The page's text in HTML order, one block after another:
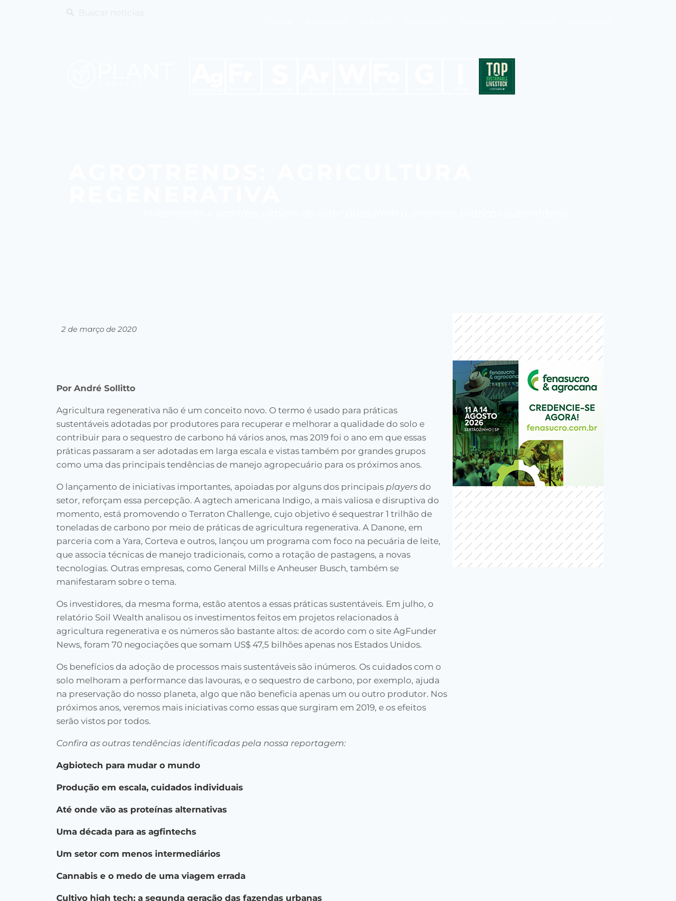
2 de março de 2020
Por André Sollitto
Agricultura regenerativa não é um conceito novo. O termo é usado para práticas
sustentáveis adotadas por produtores para recuperar e melhorar a qualidade do solo e
contribuir para o sequestro de carbono há vários anos, mas 2019 foi o ano em que essas
práticas passaram a ser adotadas em larga escala e vistas também por grandes grupos
como uma das principais tendências de manejo agropecuário para os próximos anos.
O lançamento de iniciativas importantes, apoiadas por alguns dos principais players do
setor, reforçam essa percepção. A agtech americana Indigo, a mais valiosa e disruptiva do
momento, está promovendo o Terraton Challenge, cujo objetivo é sequestrar 1 trilhão de
toneladas de carbono por meio de práticas de agricultura regenerativa. A Danone, em
parceria com a Yara, Corteva e outros, lançou um programa com foco na pecuária de leite,
que associa técnicas de manejo tradicionais, como a rotação de pastagens, a novas
tecnologias. Outras empresas, como General Mills e Anheuser Busch, também se
manifestaram sobre o tema.
Os investidores, da mesma forma, estão atentos a essas práticas sustentáveis. Em julho, o
relatório Soil Wealth analisou os investimentos feitos em projetos relacionados à
agricultura regenerativa e os números são bastante altos: de acordo com o site AgFunder
News, foram 70 negociações que somam US$ 47,5 bilhões apenas nos Estados Unidos.
Os benefícios da adoção de processos mais sustentáveis são inúmeros. Os cuidados com o
solo melhoram a performance das lavouras, e o sequestro de carbono, por exemplo, ajuda
na preservação do nosso planeta, algo que não beneficia apenas um ou outro produtor. Nos
próximos anos, veremos mais iniciativas como essas que surgiram em 2019, e os efeitos
serão vistos por todos.
Confira as outras tendências identificadas pela nossa reportagem:
Agbiotech para mudar o mundo
Produção em escala, cuidados individuais
Até onde vão as proteínas alternativas
Uma década para as agfintechs
Um setor com menos intermediários
Cannabis e o medo de uma viagem errada
Cultivo high tech: a segunda geração das fazendas urbanas